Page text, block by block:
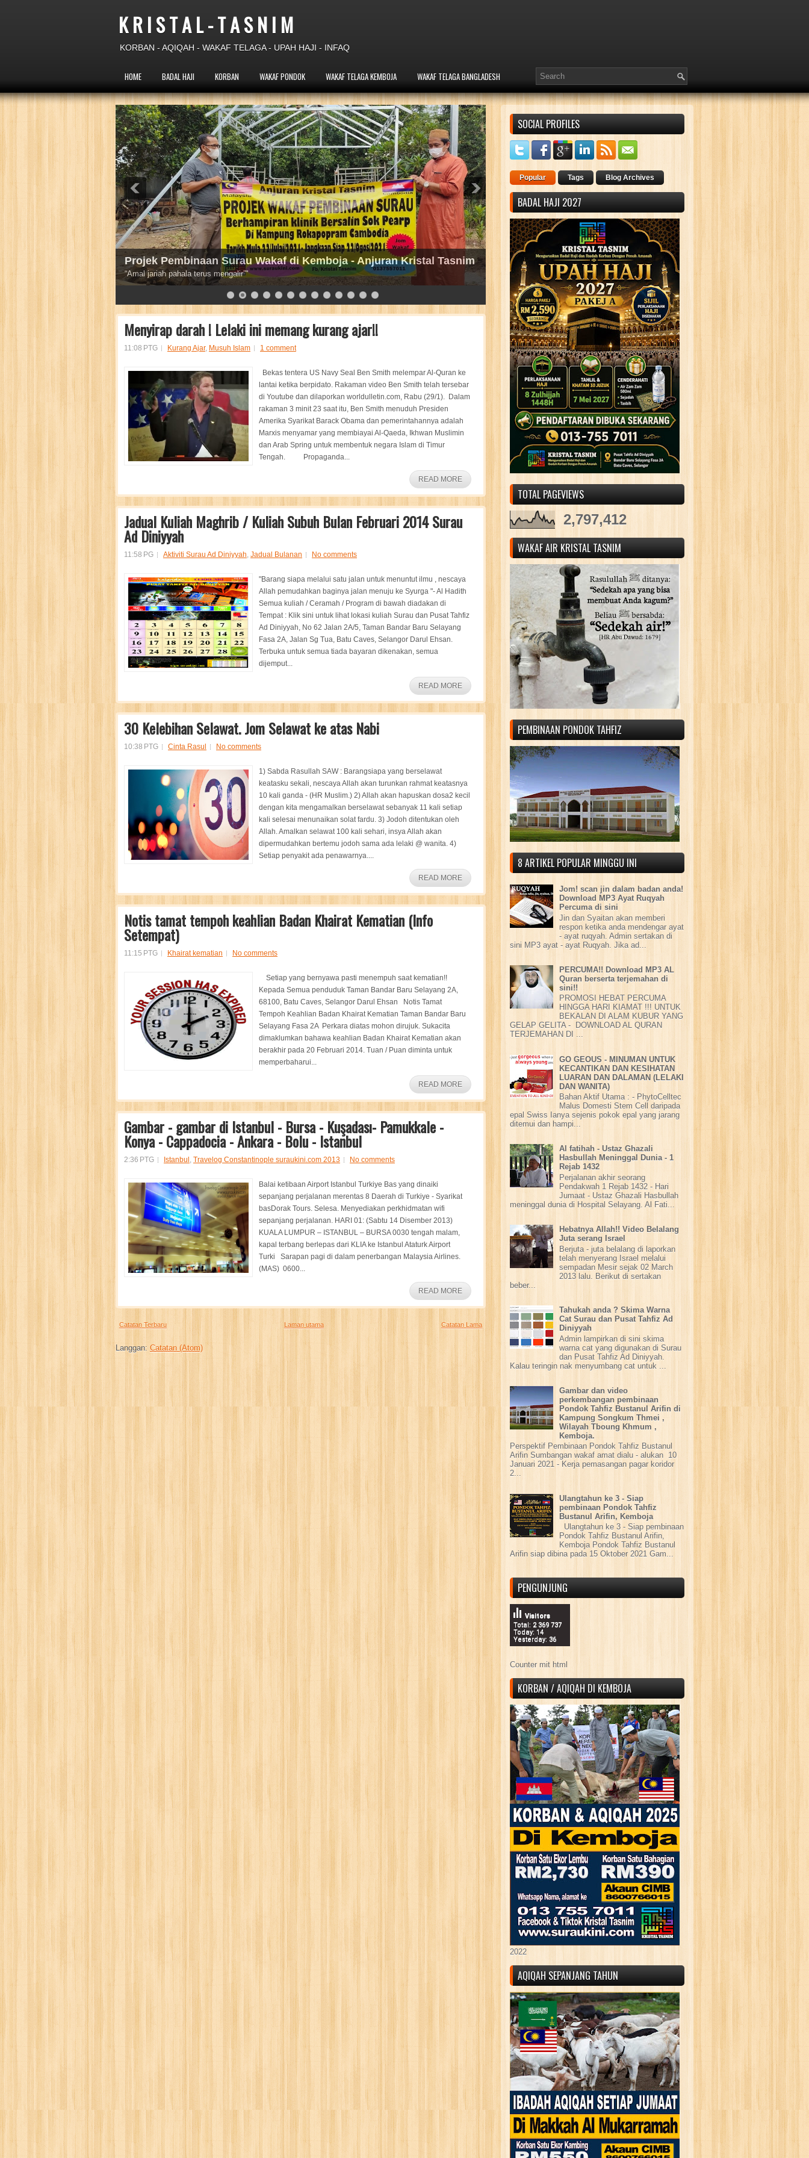
K R I S T A L - T A S N I M
KORBAN - AQIQAH - WAKAF TELAGA - UPAH HAJI - INFAQ
HOME BADAL HAJI KORBAN WAKAF PONDOK WAKAF TELAGA KEMBOJA WAKAF TELAGA BANGLADESH
Projek Wakaf Telaga Pam Tangan di Kemboja
Sebaik baik sedekah adalah sedekah air
7 11
Menyirap darah ! Lelaki ini memang kurang ajar!!
11:08 PTG Kurang Ajar, Musuh Islam 1 comment
Bekas tentera US Navy Seal Ben Smith melempar Al-Quran ke
lantai ketika berpidato. Rakaman video Ben Smith telah tersebar
di Youtube dan dilaporkan worldulletin.com, Rabu (29/1). Dalam
rakaman 3 minit 23 saat itu, Ben Smith menuduh Presiden
Amerika Syarikat Barack Obama dan pemerintahannya adalah
Marxis menyamar yang membiayai Al-Qaeda, Ikhwan Muslimin
dan Arab Spring untuk membentuk negara Islam di Timur
Tengah. Propaganda...
READ MORE
Jadual Kuliah Maghrib / Kuliah Subuh Bulan Februari 2014 Surau
Ad Diniyyah
11:58 PG Aktiviti Surau Ad Diniyyah, Jadual Bulanan No comments
"Barang siapa melalui satu jalan untuk menuntut ilmu , nescaya
Allah pemudahkan baginya jalan menuju ke Syurga "- Al Hadith
Semua kuliah / Ceramah / Program di bawah diadakan di
Tempat : Klik sini untuk lihat lokasi kuliah Surau dan Pusat Tahfiz
Ad Diniyyah, No 62 Jalan 2A/5, Taman Bandar Baru Selayang
Fasa 2A, Jalan Sg Tua, Batu Caves, Selangor Darul Ehsan.
Terbuka untuk semua tiada bayaran dikenakan, semua
dijemput...
READ MORE
30 Kelebihan Selawat. Jom Selawat ke atas Nabi
10:38 PTG Cinta Rasul No comments
1) Sabda Rasullah SAW : Barangsiapa yang berselawat
keatasku sekali, nescaya Allah akan turunkan rahmat keatasnya
10 kali ganda - (HR Muslim.) 2) Allah akan hapuskan dosa2 kecil
dengan kita mengamalkan berselawat sebanyak 11 kali setiap
kali selesai menunaikan solat fardu. 3) Jodoh ditentukan oleh
Allah. Amalkan selawat 100 kali sehari, insya Allah akan
dipermudahkan bertemu jodoh sama ada lelaki @ wanita. 4)
Setiap penyakit ada penawarnya....
READ MORE
Notis tamat tempoh keahlian Badan Khairat Kematian (Info
Setempat)
11:15 PTG Khairat kematian No comments
Setiap yang bernyawa pasti menempuh saat kematian!!
Kepada Semua penduduk Taman Bandar Baru Selayang 2A,
68100, Batu Caves, Selangor Darul Ehsan Notis Tamat
Tempoh Keahlian Badan Khairat Kematian Taman Bandar Baru
Selayang Fasa 2A Perkara diatas mohon dirujuk. Sukacita
dimaklumkan bahawa keahlian Badan Khairat Kematian akan
berakhir pada 20 Februari 2014. Tuan / Puan diminta untuk
memperbaharui...
READ MORE
Gambar - gambar di Istanbul - Bursa - Kuşadası- Pamukkale -
Konya - Cappadocia - Ankara - Bolu - Istanbul
2:36 PTG Istanbul , Travelog Constantinople suraukini.com 2013 No comments
Balai ketibaan Airport Istanbul Turkiye Bas yang dinaiki
sepanjang perjalanan merentas 8 Daerah di Turkiye - Syarikat
basDorak Tours. Selesa. Menyediakan perkhidmatan wifi
sepanjang perjalanan. HARI 01: (Sabtu 14 Disember 2013)
KUALA LUMPUR – ISTANBUL – BURSA 0030 tengah malam,
kapal terbang berlepas dari KLIA ke Istanbul Ataturk Airport
Turki Sarapan pagi di dalam penerbangan Malaysia Airlines.
(MAS) 0600...
READ MORE
Catatan Terbaru Catatan Lama
Laman utama
Langgan: Catatan (Atom)
SOCIAL PROFILES
Popular Tags Blog Archives
BADAL HAJI 2027
TOTAL PAGEVIEWS
2,797,412
WAKAF AIR KRISTAL TASNIM
PEMBINAAN PONDOK TAHFIZ
8 ARTIKEL POPULAR MINGGU INI
Jom! scan jin dalam badan anda!
Download MP3 Ayat Ruqyah
Percuma di sini
Jin dan Syaitan akan memberi
respon ketika anda mendengar ayat
- ayat ruqyah. Admin sertakan di
sini MP3 ayat - ayat Ruqyah. Jika ad...
PERCUMA!! Download MP3 AL
Quran berserta terjemahan di
sini!!
PROMOSI HEBAT PERCUMA
HINGGA HARI KIAMAT !!! UNTUK
BEKALAN DI ALAM KUBUR YANG
GELAP GELITA - DOWNLOAD AL QURAN
TERJEMAHAN DI ...
GO GEOUS - MINUMAN UNTUK
KECANTIKAN DAN KESIHATAN
LUARAN DAN DALAMAN (LELAKI
DAN WANITA)
Bahan Aktif Utama : - PhytoCelltec
Malus Domesti Stem Cell daripada
epal Swiss Ianya sejenis pokok epal yang jarang
ditemui dan hampi...
Al fatihah - Ustaz Ghazali
Hasbullah Meninggal Dunia - 1
Rejab 1432
Perjalanan akhir seorang
Pendakwah 1 Rejab 1432 - Hari
Jumaat - Ustaz Ghazali Hasbullah
meninggal dunia di Hospital Selayang. Al Fati...
Hebatnya Allah!! Video Belalang
Juta serang Israel
Berjuta - juta belalang di laporkan
telah menyerang Israel melalui
sempadan Mesir sejak 02 March
2013 lalu. Berikut di sertakan
beber...
Tahukah anda ? Skima Warna
Cat Surau dan Pusat Tahfiz Ad
Diniyyah
Admin lampirkan di sini skima
warna cat yang digunakan di Surau
dan Pusat Tahfiz Ad Diniyyah.
Kalau teringin nak menyumbang cat untuk ...
Gambar dan video
perkembangan pembinaan
Pondok Tahfiz Bustanul Arifin di
Kampung Songkum Thmei ,
Wilayah Tboung Khmum ,
Kemboja.
Perspektif Pembinaan Pondok Tahfiz Bustanul
Arifin Sumbangan wakaf amat dialu - alukan 10
Januari 2021 - Kerja pemasangan pagar koridor
2...
Ulangtahun ke 3 - Siap
pembinaan Pondok Tahfiz
Bustanul Arifin, Kemboja
Ulangtahun ke 3 - Siap pembinaan
Pondok Tahfiz Bustanul Arifin,
Kemboja Pondok Tahfiz Bustanul
Arifin siap dibina pada 15 Oktober 2021 Gam...
PENGUNJUNG
Total: 2 369 737
Today: 14
Yesterday: 36
Visitors
Counter mit html
KORBAN / AQIQAH DI KEMBOJA
2022
AQIQAH SEPANJANG TAHUN